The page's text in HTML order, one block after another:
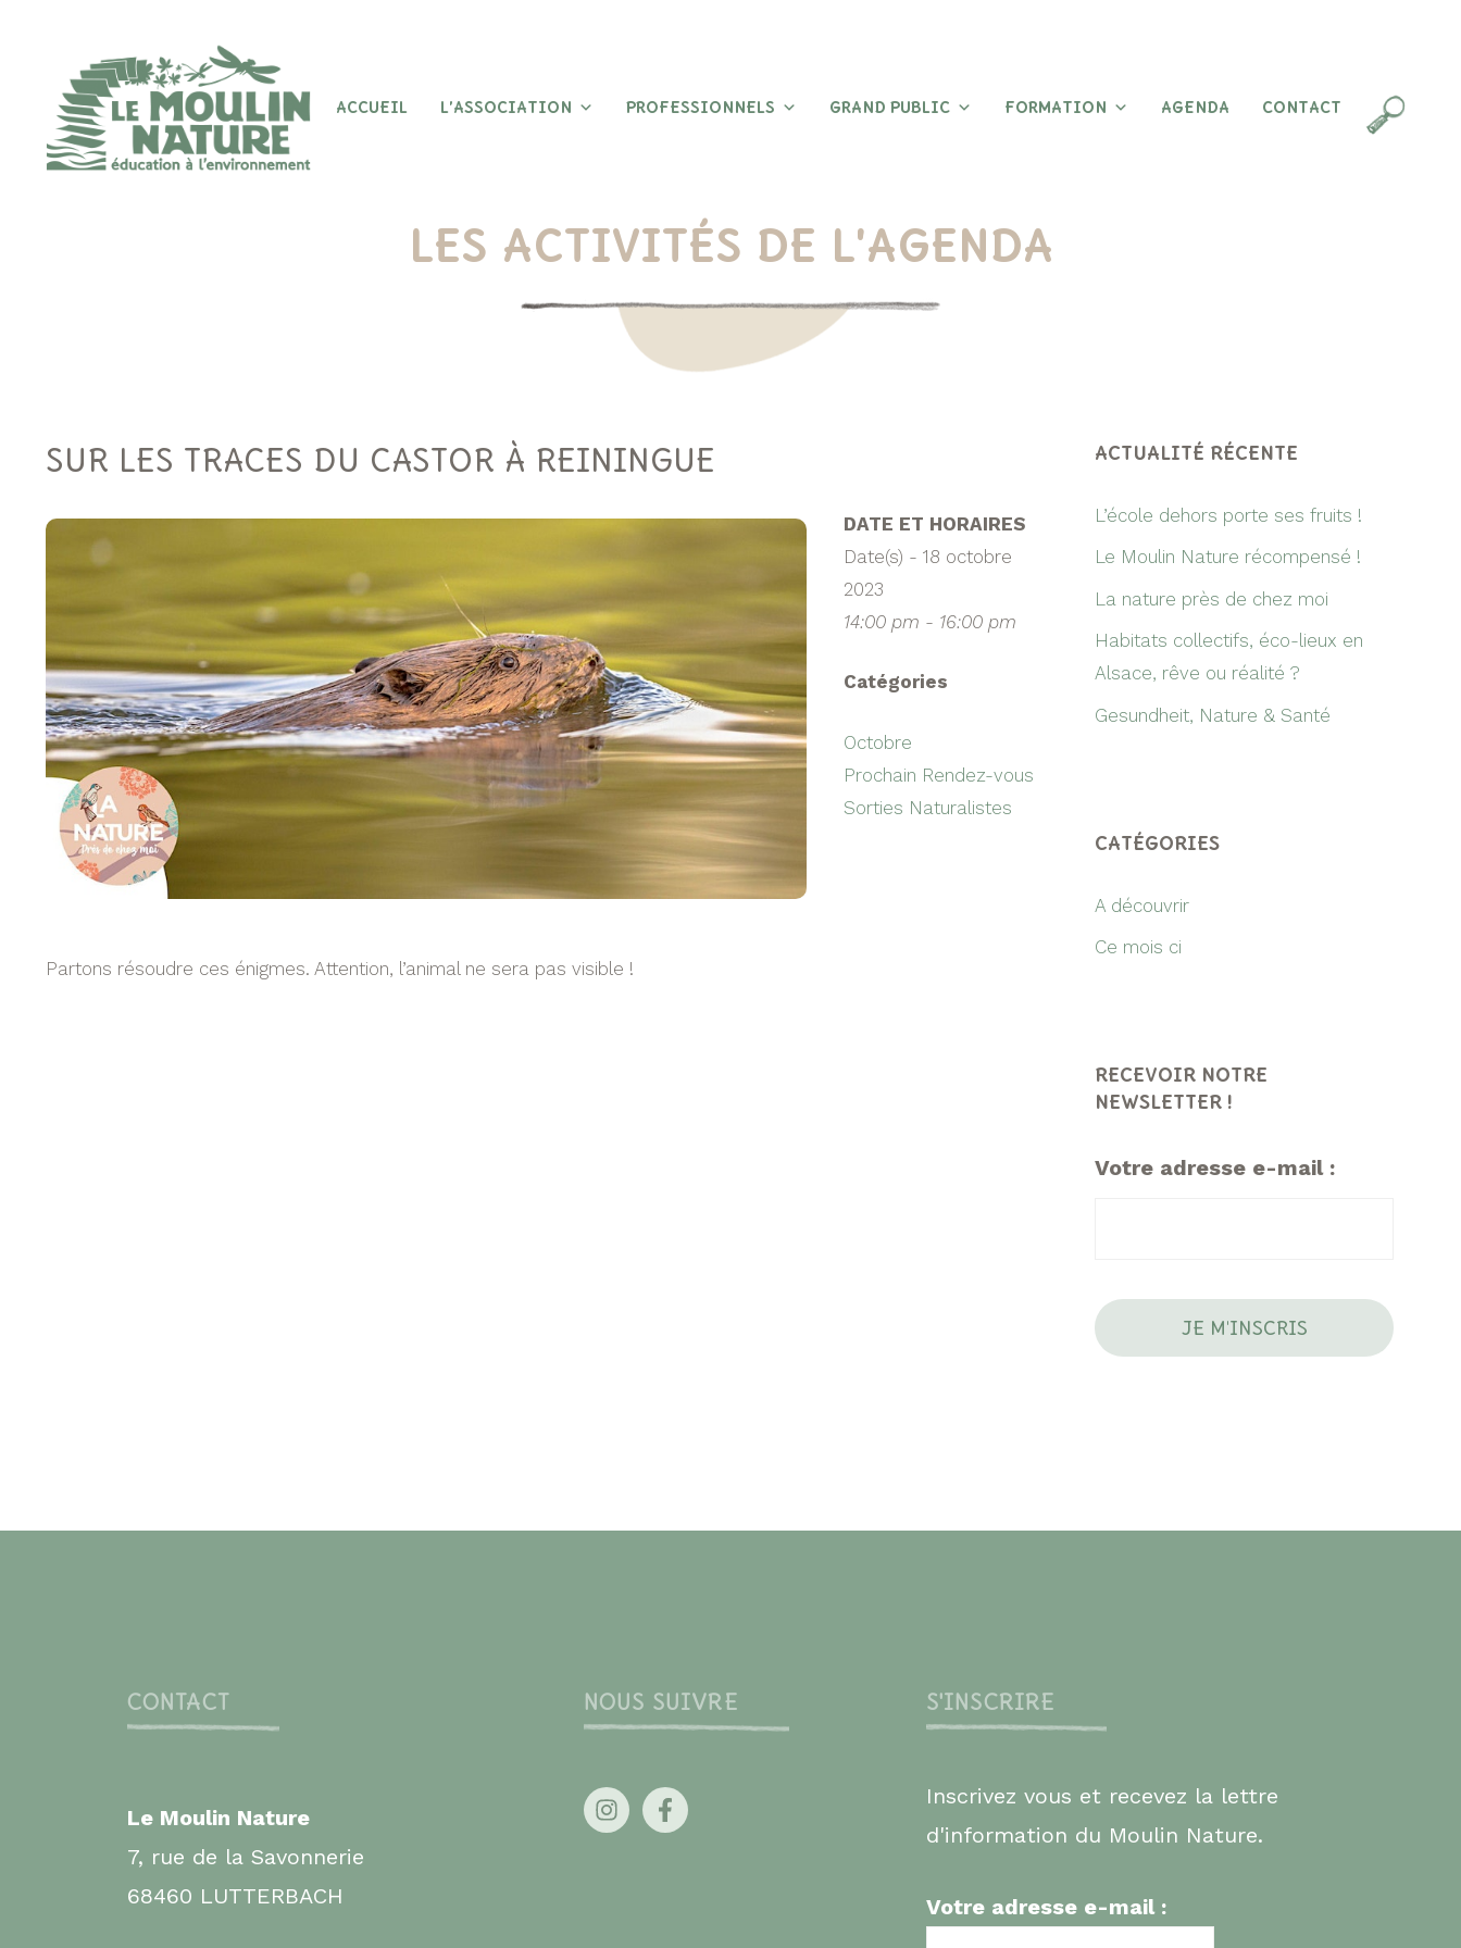
ACCUEIL L’ASSOCIATION PROFESSIONNELS GRAND PUBLIC FORMATION AGENDA CONTACT
LES ACTIVITÉS DE L'AGENDA
SUR LES TRACES DU CASTOR À REININGUE
DATE ET HORAIRES
Date(s) - 18 octobre
2023
14:00 pm - 16:00 pm
Catégories
Octobre
Prochain Rendez-vous
Sorties Naturalistes
Partons résoudre ces énigmes. Attention, l’animal ne sera pas visible !
ACTUALITÉ RÉCENTE
L’école dehors porte ses fruits !
Le Moulin Nature récompensé !
La nature près de chez moi
Habitats collectifs, éco-lieux en
Alsace, rêve ou réalité ?
Gesundheit, Nature & Santé
CATÉGORIES
A découvrir
Ce mois ci
RECEVOIR NOTRE
NEWSLETTER !
Votre adresse e-mail :
CONTACT
Le Moulin Nature
7, rue de la Savonnerie
68460 LUTTERBACH
NOUS SUIVRE S'INSCRIRE
Inscrivez vous et recevez la lettre
d'information du Moulin Nature.
Votre adresse e-mail :